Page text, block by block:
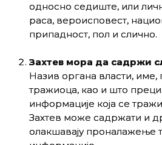
односно седиште, или
раса, вероисповест,
припадност, пол и слично.
Захтев мора да садржи
Назив органа власти,
тражиоца, као и што
информације која се
Захтев може садржати и
олакшавају проналажење